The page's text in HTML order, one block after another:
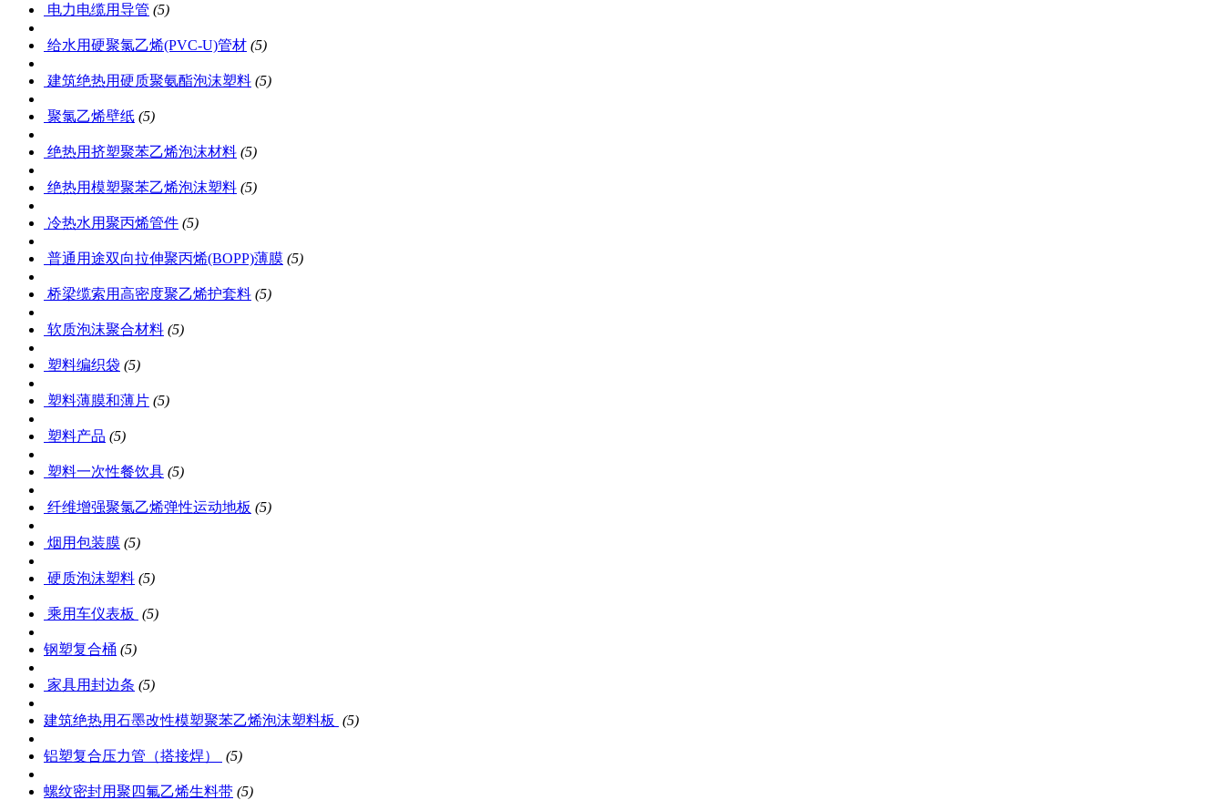
电力电缆用导管 (5)
给水用硬聚氯乙烯(PVC-U)管材 (5)
建筑绝热用硬质聚氨酯泡沫塑料 (5)
聚氯乙烯壁纸 (5)
绝热用挤塑聚苯乙烯泡沫材料 (5)
绝热用模塑聚苯乙烯泡沫塑料 (5)
冷热水用聚丙烯管件 (5)
普通用途双向拉伸聚丙烯(BOPP)薄膜 (5)
桥梁缆索用高密度聚乙烯护套料 (5)
软质泡沫聚合材料 (5)
塑料编织袋 (5)
塑料薄膜和薄片 (5)
塑料产品 (5)
塑料一次性餐饮具 (5)
纤维增强聚氯乙烯弹性运动地板 (5)
烟用包装膜 (5)
硬质泡沫塑料 (5)
乘用车仪表板 (5)
钢塑复合桶 (5)
家具用封边条 (5)
建筑绝热用石墨改性模塑聚苯乙烯泡沫塑料板 (5)
铝塑复合压力管（搭接焊） (5)
螺纹密封用聚四氟乙烯生料带 (5)